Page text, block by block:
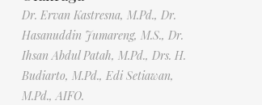
Dr. Ervan Kastresna, M.Pd., Dr.
Hasanuddin Jumareng, M.S., Dr.
Ihsan Abdul Patah, M.Pd., Drs. H.
Budiarto, M.Pd., Edi Setiawan,
M.Pd., AIFO.